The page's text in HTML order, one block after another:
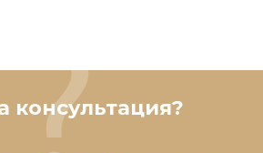
консультация?